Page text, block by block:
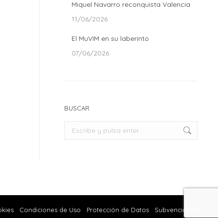
Miquel Navarro reconquista Valencia
11/06/2026
El MuVIM en su laberinto
07/06/2026
BUSCAR
Buscar:
Condiciones de Uso Protección de Datos Subvenciones